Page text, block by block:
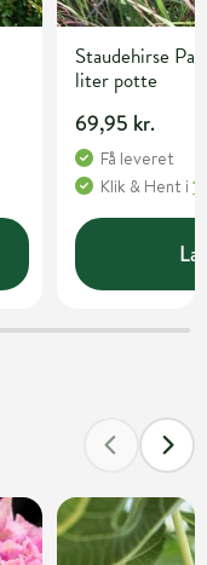
Staudehirse
liter potte
69,95 kr.
Få leveret
Klik & Hent i